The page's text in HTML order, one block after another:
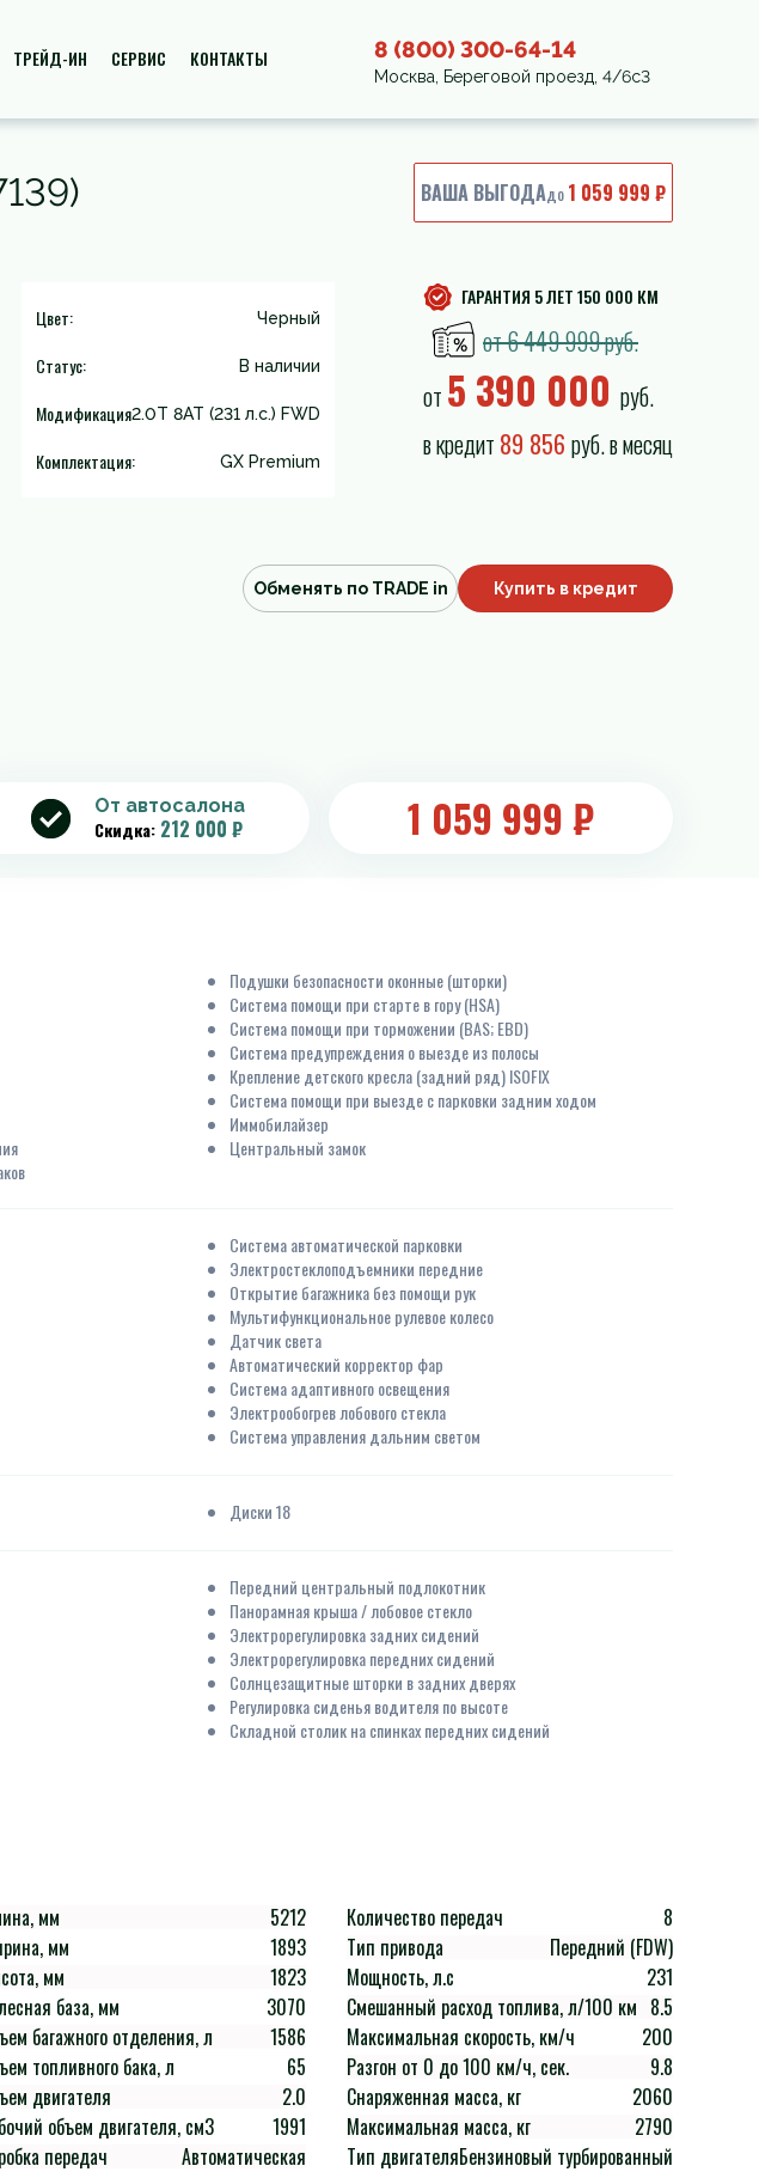
ТРЕЙД-ИН СЕРВИС КОНТАКТЫ 8 (800) 300-64-14
Москва, Береговой проезд, 4/6с3
ВАША ВЫГОДАдо1 059 999 ₽
Цвет: Черный
Статус: В наличии
Модификация2.0T 8AT (231 л.с.) FWD
Комплектация: GX Premium
ГАРАНТИЯ 5 ЛЕТ 150 000 КМ
от 6 449 999 руб.
от 5 390 000 руб.
в кредит 89 856 руб. в месяц
Обменять по TRADE in Купить в кредит
От автосалона
Скидка: 212 000 ₽ 1 059 999₽
Подушки безопасности оконные (шторки)
Система помощи при старте в гору (HSA)
Система помощи при торможении (BAS; EBD)
Система предупреждения о выезде из полосы
Крепление детского кресла (задний ряд) ISOFIX
Система помощи при выезде с парковки задним ходом
Иммобилайзер
Центральный замок
Система автоматической парковки
Электростеклоподъемники передние
Открытие багажника без помощи рук
Мультифункциональное рулевое колесо
Датчик света
Автоматический корректор фар
Система адаптивного освещения
Электрообогрев лобового стекла
Система управления дальним светом
Диски 18
Передний центральный подлокотник
Панорамная крыша / лобовое стекло
Электрорегулировка задних сидений
Электрорегулировка передних сидений
Солнцезащитные шторки в задних дверях
Регулировка сиденья водителя по высоте
Складной столик на спинках передних сидений
мм
5212
мм
1893
мм
1823
база, мм
3070
багажного отделения, л
1586
топливного бака, л
65
двигателя
2.0
объем двигателя, см3
1991
передач
Автоматическая
Количество передач
8
Тип привода
Передний (FDW)
Мощность, л.с
231
Смешанный расход топлива, л/100 км 8.5
Максимальная скорость, км/ч
200
Разгон от 0 до 100 км/ч, сек.
9.8
Снаряженная масса, кг
2060
Максимальная масса, кг
2790
Тип двигателяБензиновый турбированный